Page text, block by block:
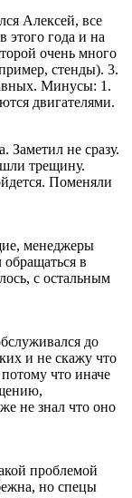
Алексей, все
этого года и на
очень много
стенды). 3.
Минусы: 1.
двигателями.
Заметил не сразу.
трещину.
Поменяли
менеджеры
в
с остальным
до
и не скажу что
что иначе
не знал что оно
проблемой
но спецы